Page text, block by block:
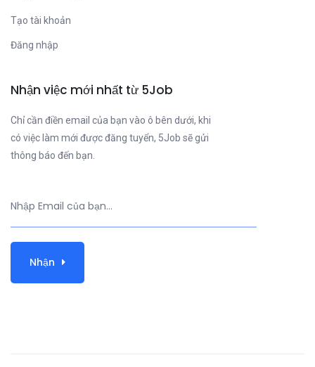
Tạo tài khoản
Đăng nhập
Nhận việc mới nhất từ 5Job
Chỉ cần điền email của bạn vào ô bên dưới, khi
có việc làm mới được đăng tuyển, 5Job sẽ gửi
thông báo đến bạn.
Nhận